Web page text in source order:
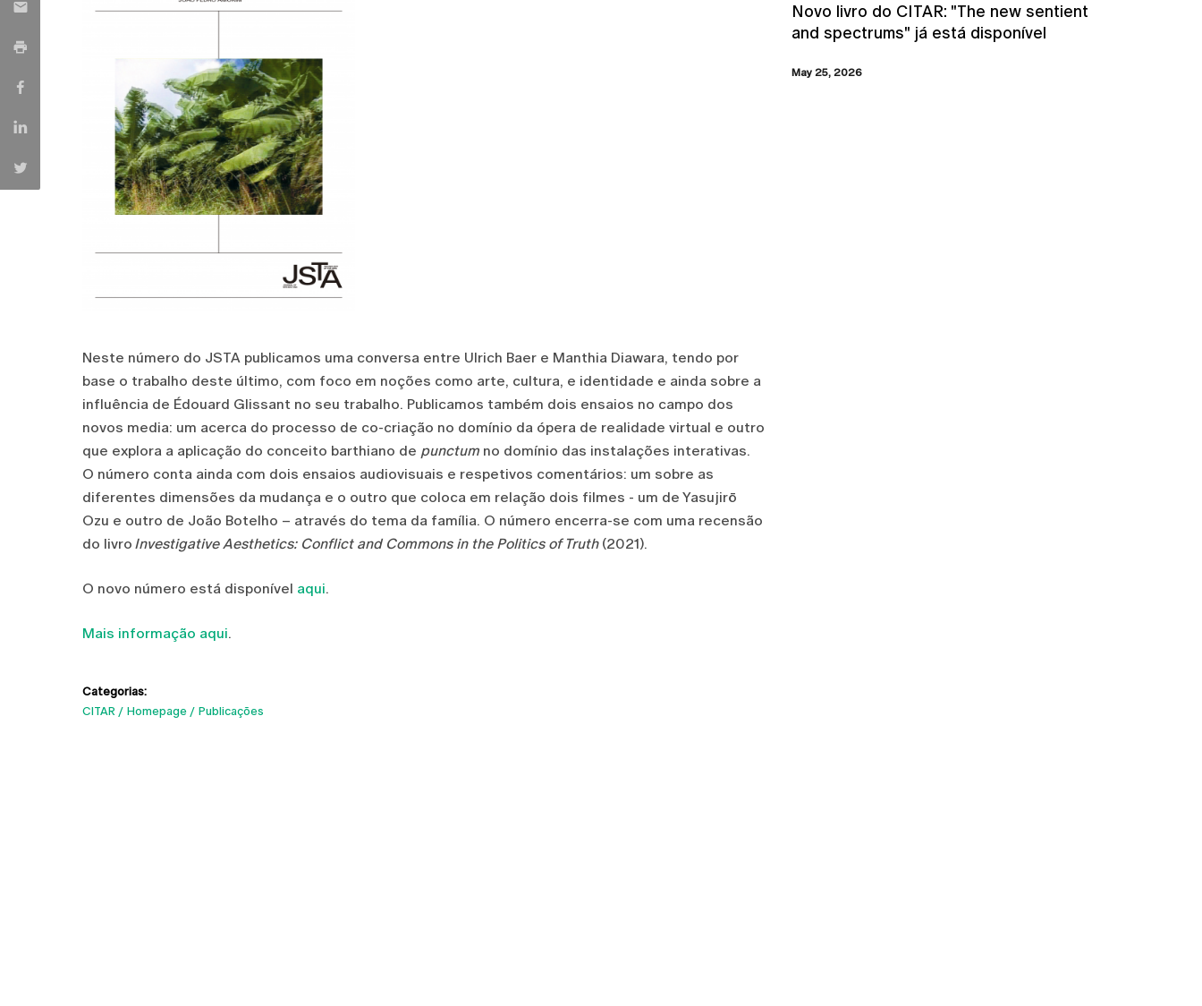
Neste número do JSTA publicamos uma conversa entre Ulrich Baer e Manthia Diawara, tendo por
base o trabalho deste último, com foco em noções como arte, cultura, e identidade e ainda sobre a
influência de Édouard Glissant no seu trabalho. Publicamos também dois ensaios no campo dos
novos media: um acerca do processo de co-criação no domínio da ópera de realidade virtual e outro
que explora a aplicação do conceito barthiano de punctum no domínio das instalações interativas.
O número conta ainda com dois ensaios audiovisuais e respetivos comentários: um sobre as
diferentes dimensões da mudança e o outro que coloca em relação dois filmes - um de Yasujirō
Ozu e outro de João Botelho – através do tema da família. O número encerra-se com uma recensão
do livro Investigative Aesthetics: Conflict and Commons in the Politics of Truth (2021).
O novo número está disponível aqui.
Mais informação aqui.
Categorias:
CITAR
Homepage Publicações
Novo livro do CITAR: "The new sentient
and spectrums" já está disponível
May 25, 2026